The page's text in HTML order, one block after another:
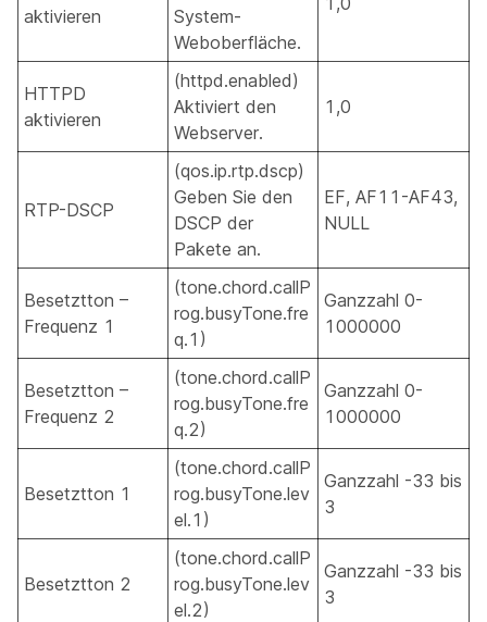
aktivieren
System-
Weboberfläche.
HTTPD
aktivieren
(httpd.enabled)
Aktiviert den
Webserver.
1,0
RTP-DSCP
(qos.ip.rtp.dscp)
Geben Sie den
DSCP der
Pakete an.
EF, AF11-AF43,
NULL
Besetztton –
Frequenz 1
(tone.chord.callP
rog.busyTone.fre
q.1)
Ganzzahl 0-
1000000
Besetztton –
Frequenz 2
(tone.chord.callP
rog.busyTone.fre
q.2)
Ganzzahl 0-
1000000
Besetztton 1
(tone.chord.callP
rog.busyTone.lev
el.1)
Ganzzahl -33 bis
3
Besetztton 2
(tone.chord.callP
rog.busyTone.lev
el.2)
Ganzzahl -33 bis
3